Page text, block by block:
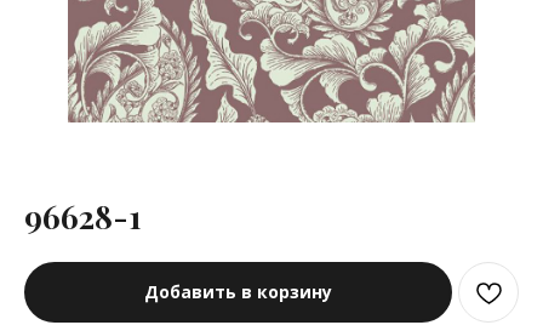
96628-1
Добавить в корзину